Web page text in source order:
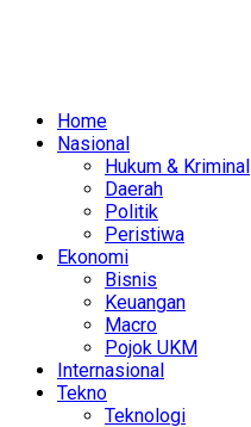
Home
Nasional
Hukum & Kriminal
Daerah
Politik
Peristiwa
Ekonomi
Bisnis
Keuangan
Macro
Pojok UKM
Internasional
Tekno
Teknologi